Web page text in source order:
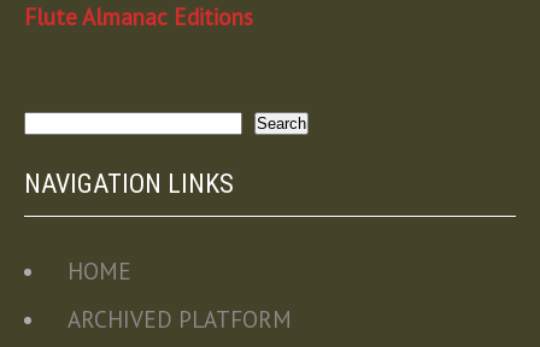
Flute Almanac Editions
Search
NAVIGATION LINKS
HOME
ARCHIVED PLATFORM